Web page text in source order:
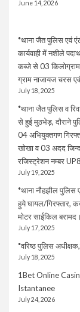
June 14, 2026
*थाना जैत पुलिस एवं
कार्यवाही में नशीले
कब्जे से 03
ग्राम नाजायज चरस
July 18, 2025
*थाना जैत पुलिस व
से हुई मुठभेड़, दौराने
04 अभियुक्तगण
खोखा व 03 अदद
रजिस्ट्रेशन नम्बर
July 19, 2025
*थाना नौहझील
हुये घायल/गिरफ्तार,
मोटर साईकिल
July 17, 2025
*वरिष्ठ पुलिस
July 18, 2025
1Bet Online
Istantanee
July 24, 2026